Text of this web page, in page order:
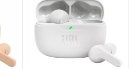
не снимая наушники.
оснащены знаменитым звуком JBL
на самых известных музыкальных